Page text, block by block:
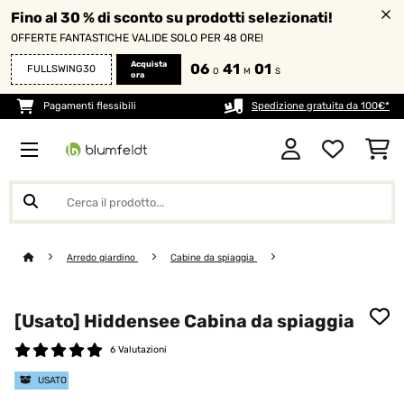
Fino al 30 % di sconto su prodotti selezionati!
OFFERTE FANTASTICHE VALIDE SOLO PER 48 ORE!
FULLSWING30
Acquista
ora
06 O 41 M 00 S
Pagamenti flessibili Spedizione gratuita da 100€*
Arredo giardino Cabine da spiaggia
[Usato] Hiddensee Cabina da spiaggia
6 Valutazioni
USATO